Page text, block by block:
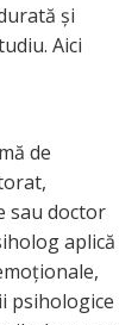
şi
Aici
de
sau doctor
aplică
psihologice